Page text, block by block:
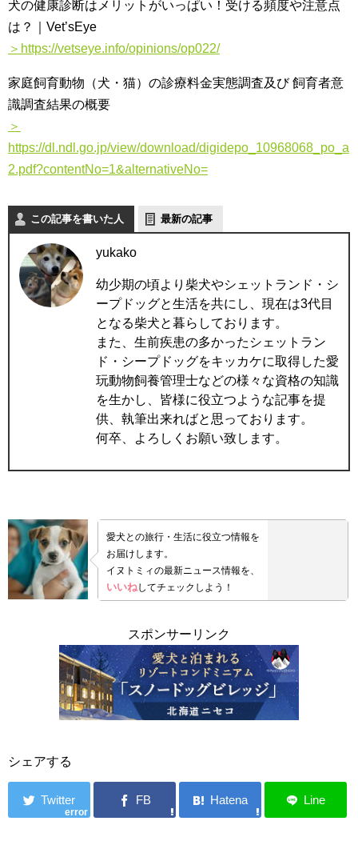
犬の健康診断はメリットがいっぱい！受ける頻度や注意点
は？｜Vet’sEye
＞https://vetseye.info/opinions/op022/
家庭飼育動物（犬・猫）の診療料金実態調査及び 飼育者意
識調査結果の概要
＞
https://dl.ndl.go.jp/view/download/digidepo_10968068_po_a
2.pdf?contentNo=1&alternativeNo=
この記事を書いた人 最新の記事
yukako
幼少期の頃より柴犬やシェットランド・シ
ープドッグと生活を共にし、現在は3代目
となる柴犬と暮らしております。
また、生前疾患の多かったシェットラン
ド・シープドッグをキッカケに取得した愛
玩動物飼養管理士などの様々な資格の知識
を生かし、皆様に役立つような記事を提
供、執筆出来ればと思っております。
何卒、よろしくお願い致します。
愛犬との旅行・生活に役立つ情報を
お届けします。
イヌトミィの最新ニュース情報を、
いいねしてチェックしよう！
スポンサーリンク
シェアする
error